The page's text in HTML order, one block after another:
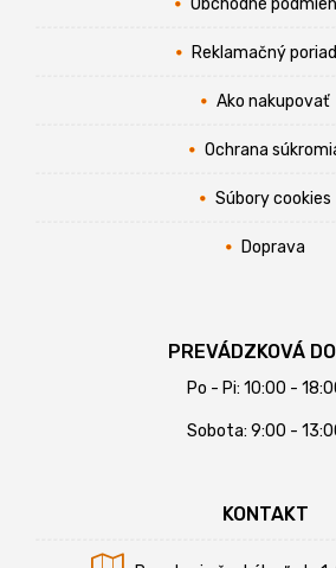
Reklamačný
Ako nakupovať
Ochrana
Súbory cookies
Doprava
PREVÁDZKOVÁ
Po - Pi: 10:00 -
Sobota: 9:00 -
KONTAKT